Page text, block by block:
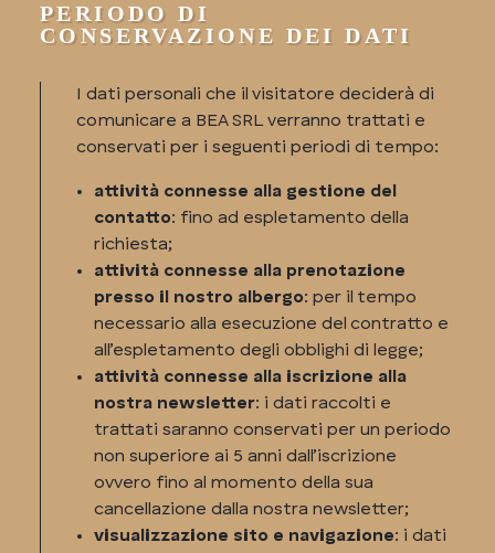
PERIODO DI
CONSERVAZIONE DEI DATI
I dati personali che il visitatore deciderà di
comunicare a BEA SRL verranno trattati e
conservati per i seguenti periodi di tempo:
attività connesse alla gestione del
contatto: fino ad espletamento della
richiesta;
attività connesse alla prenotazione
presso il nostro albergo: per il tempo
necessario alla esecuzione del contratto e
all’espletamento degli obblighi di legge;
attività connesse alla iscrizione alla
nostra newsletter: i dati raccolti e
trattati saranno conservati per un periodo
non superiore ai 5 anni dall’iscrizione
ovvero fino al momento della sua
cancellazione dalla nostra newsletter;
visualizzazione sito e navigazione: i dati